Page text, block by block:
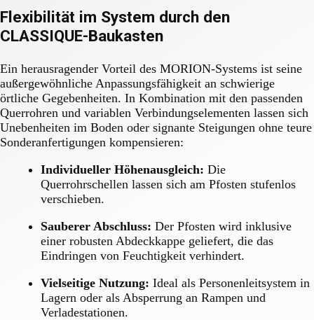
Flexibilität im System durch den
CLASSIQUE-Baukasten
Ein herausragender Vorteil des MORION-Systems ist seine
außergewöhnliche Anpassungsfähigkeit an schwierige
örtliche Gegebenheiten. In Kombination mit den passenden
Querrohren und variablen Verbindungselementen lassen sich
Unebenheiten im Boden oder signante Steigungen ohne teure
Sonderanfertigungen kompensieren:
Individueller Höhenausgleich: Die
Querrohrschellen lassen sich am Pfosten stufenlos
verschieben.
Sauberer Abschluss: Der Pfosten wird inklusive
einer robusten Abdeckkappe geliefert, die das
Eindringen von Feuchtigkeit verhindert.
Vielseitige Nutzung: Ideal als Personenleitsystem in
Lagern oder als Absperrung an Rampen und
Verladestationen.